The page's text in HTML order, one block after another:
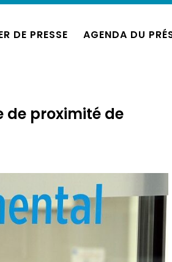
DE PRESSE AGENDA DU
proximité de